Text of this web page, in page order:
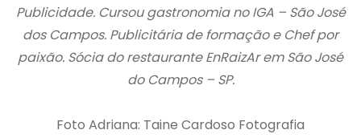
Publicidade. Cursou gastronomia no IGA – São José
dos Campos. Publicitária de formação e Chef por
paixão. Sócia do restaurante EnRaizAr em São José
do Campos – SP.
Foto Adriana: Taine Cardoso Fotografia